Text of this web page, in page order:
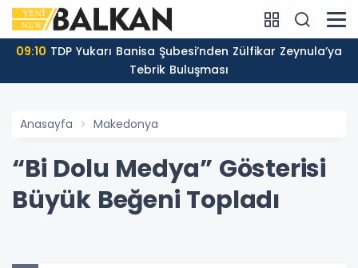
09:10
Tebrik Buluşması
Anasayfa Makedonya
“Bi Dolu Medya” Gösterisi
Büyük Beğeni Topladı